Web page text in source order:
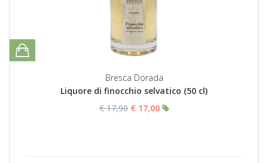
Bresca Dorada
Liquore di finocchio selvatico (50 cl)
€ 17,90 € 17,00